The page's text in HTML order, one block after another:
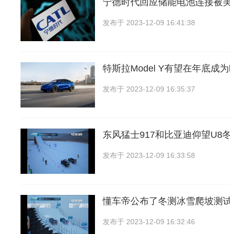
宁德时代回应储能电池连接被
发布于 2023-12-09 16:41:38
特斯拉Model Y有望在年底成
发布于 2023-12-09 16:35:37
东风猛士917和比亚迪仰望U8
发布于 2023-12-09 16:33:58
懂车帝公布了冬测冰雪爬坡测
发布于 2023-12-09 16:32:46